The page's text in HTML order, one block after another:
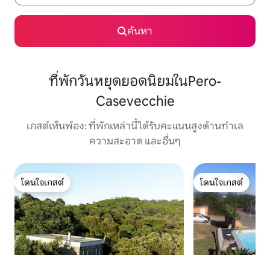
ค้นหา
ที่พักวันหยุดยอดนิยมในPero-
Casevecchie
เกสต์เห็นพ้อง: ที่พักเหล่านี้ได้รับคะแนนสูงด้านทำเล
ความสะอาด และอื่นๆ
โดนใจเกสต์
โดนใจเกสต์
โดนใจเกสต์
โดนใจเกสต์